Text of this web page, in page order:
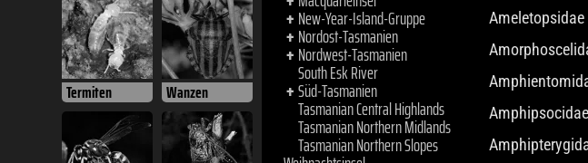
Termiten Wanzen
Tasmanian Northern Slopes
Weihnachtsinsel
West-Australien
Albany
Avon Wheatbelt
Gascoyne
Gascoyne River
Geraldton
Ameletopsidae
Amphipsocidae